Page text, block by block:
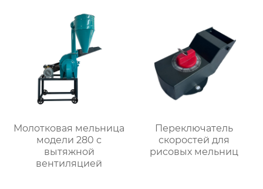
Молотковая мельница
модели 280 с
вытяжной
вентиляцией
Переключатель
скоростей для
рисовых мельниц